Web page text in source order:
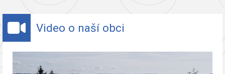
Video o naší obci